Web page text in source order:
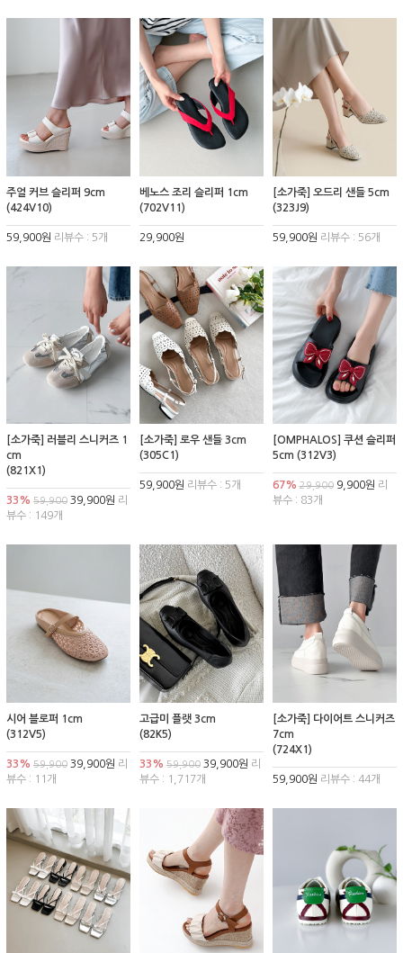
주얼 커브 슬리퍼 9cm
(424V10)
59,900원 리뷰수 : 5개
베노스 조리 슬리퍼 1cm
(702V11)
29,900원
[소가죽] 오드리 샌들 5cm
(323J9)
59,900원 리뷰수 : 56개
[소가죽] 러블리 스니커즈 1
cm
(821X1)
33% 59,900 39,900원 리
뷰수 : 149개
[소가죽] 로우 샌들 3cm
(305C1)
59,900원 리뷰수 : 5개
[OMPHALOS] 쿠션 슬리퍼
5cm (312V3)
67% 29,9009,900원 리
뷰수 : 83개
시어 블로퍼 1cm
(312V5)
33% 59,900 39,900원 리
뷰수 : 11개
고급미 플랫 3cm
(82K5)
33% 59,90039,900원 리
뷰수 : 1,717개
[소가죽] 다이어트 스니커즈
7cm
(724X1)
59,900원 리뷰수 : 44개